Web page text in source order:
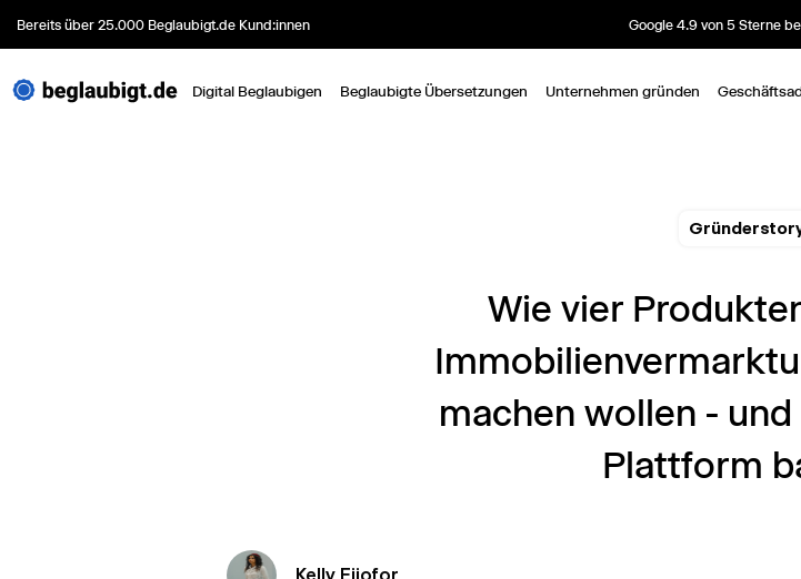
Bereits über 25.000 Beglaubigt.de Kund:innen Google 4.9 von 5 Sterne
Digital Beglaubigen Beglaubigte Übersetzungen Unternehmen gründen
Wie vier
machen wollen -
Plattform